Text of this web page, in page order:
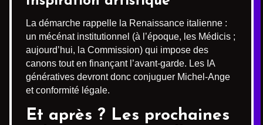
La démarche rappelle la Renaissance italienne :
un mécénat institutionnel (à l’époque, les Médicis ;
aujourd’hui, la Commission) qui impose des
canons tout en finançant l’avant-garde. Les IA
génératives devront donc conjuguer Michel-Ange
et conformité légale.
Et après ? Les prochaines